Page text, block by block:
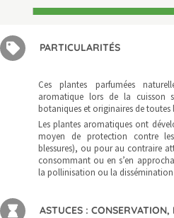
PARTICULARITÉS
Ces plantes parfumées
aromatique lors de la cuisson
botaniques et originaires de toutes
Les plantes aromatiques ont
moyen de protection contre les
blessures), ou pour au contraire
consommant ou en s’en
la pollinisation ou la dissémination
ASTUCES : CONSERVATION,